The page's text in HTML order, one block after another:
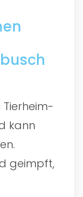
Tierheim-
kann
geimpft,